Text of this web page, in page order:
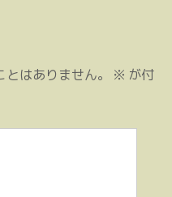
はありません。 ※ が付